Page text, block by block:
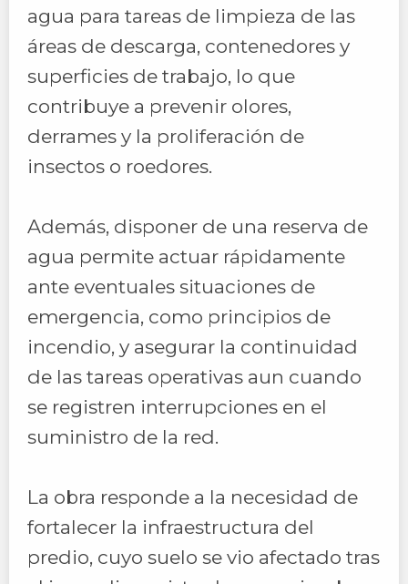
agua para tareas de limpieza de las
áreas de descarga, contenedores y
superficies de trabajo, lo que
contribuye a prevenir olores,
derrames y la proliferación de
insectos o roedores.
Además, disponer de una reserva de
agua permite actuar rápidamente
ante eventuales situaciones de
emergencia, como principios de
incendio, y asegurar la continuidad
de las tareas operativas aun cuando
se registren interrupciones en el
suministro de la red.
La obra responde a la necesidad de
fortalecer la infraestructura del
predio, cuyo suelo se vio afectado tras